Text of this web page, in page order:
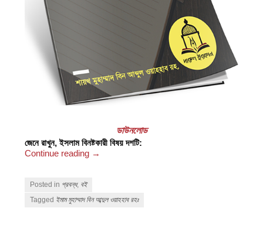
ডাউনলোড
জেনে রাখুন, ইসলাম বিনষ্টকারী বিষয় দশটি:
Continue reading →
Posted in প্রবন্ধ, বই
Tagged ইমাম মুহাম্মাদ বিন আব্দুল ওয়াহহাব রহঃ